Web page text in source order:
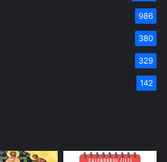
986
380
329
142